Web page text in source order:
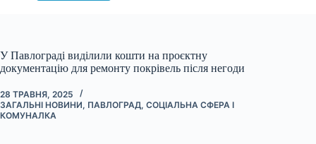
У Павлограді виділили кошти на проєктну
документацію для ремонту покрівель після негоди
28 ТРАВНЯ, 2025
ЗАГАЛЬНІ НОВИНИ, ПАВЛОГРАД, СОЦІАЛЬНА СФЕРА І
КОМУНАЛКА